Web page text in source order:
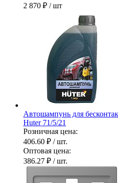
2 870 ₽ / шт
Автошампунь для
Huter 71/5/21
Розничная цена:
406.60 ₽ / шт.
Оптовая цена:
386.27 ₽ / шт.